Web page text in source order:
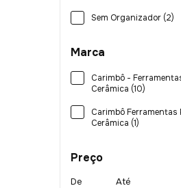
Sem Organizador (2)
Marca
Carimbô -
Cerâmica (10)
Carimbô Ferramentas
Cerâmica (1)
Preço
De Até